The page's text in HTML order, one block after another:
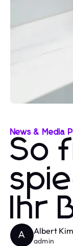
News & Media
So
Ihr
A Albert Kim
admin